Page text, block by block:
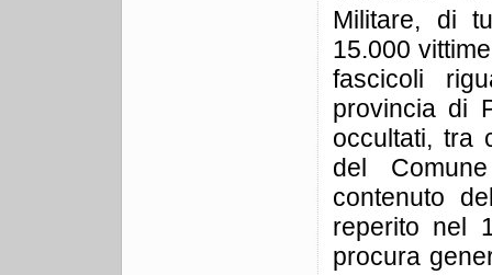
Militare, di
15.000
fascicoli
provincia di
occultati, tra
del
contenuto
reperito nel
procura